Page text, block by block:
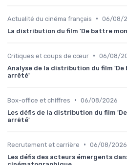
Actualité du cinéma français • 06/08/
La distribution du film 'De battre
Critiques et coups de cœur • 06/08/
Analyse de la distribution du film
arrêté'
Box-office et chiffres • 06/08/2026
Les défis de la distribution du film
arrêté'
Recrutement et carrière • 06/08/2026
Les défis des acteurs émergents